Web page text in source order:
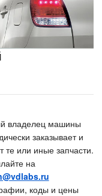
владелец машины
заказывает и
те или иные запчасти.
на
коды и цены